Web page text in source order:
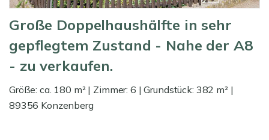
Große Doppelhaushälfte in sehr
gepflegtem Zustand - Nahe der A8
- zu verkaufen.
Größe: ca. 180 m² | Zimmer: 6 | Grundstück: 382 m² |
89356 Konzenberg